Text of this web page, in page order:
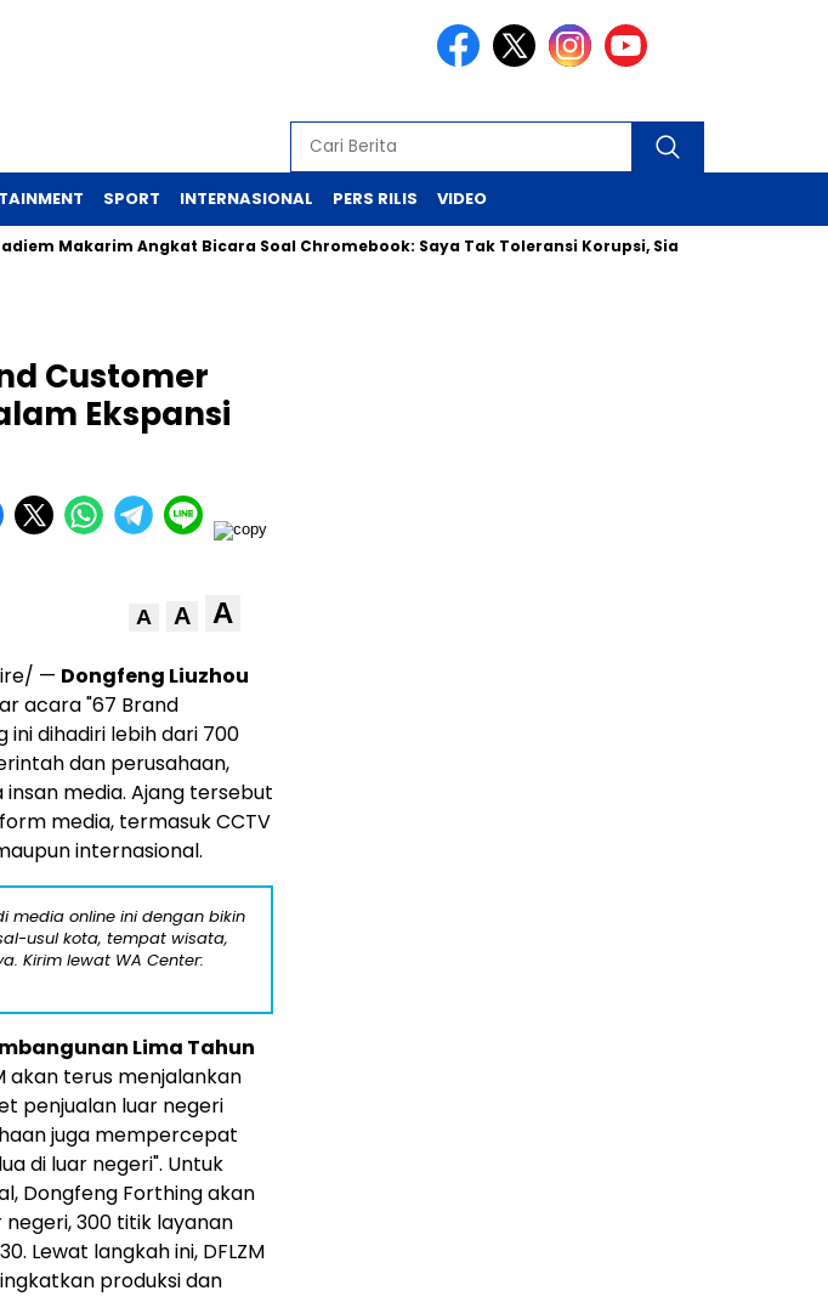
SPORT INTERNASIONAL PERS RILIS VIDEO
Angkat Bicara Soal Chromebook: Saya Tak Toleransi Korupsi, Siap Klarifikasi ke Jaksa
Customer
Ekspansi
A A A
— Dongfeng Liuzhou
acara "67 Brand
ini dihadiri lebih dari 700
dan perusahaan,
media. Ajang tersebut
media, termasuk CCTV
internasional.
media online ini dengan bikin
usul kota, tempat wisata,
Kirim lewat WA Center:
Lima Tahun
akan terus menjalankan
penjualan luar negeri
juga mempercepat
di luar negeri". Untuk
Dongfeng Forthing akan
300 titik layanan
Lewat langkah ini, DFLZM
produksi dan